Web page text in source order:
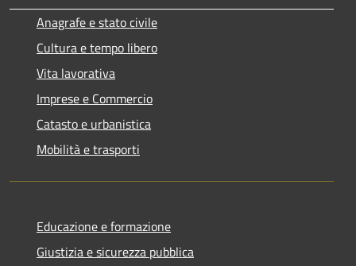
Anagrafe e stato civile
Cultura e tempo libero
Vita lavorativa
Imprese e Commercio
Catasto e urbanistica
Mobilità e trasporti
Educazione e formazione
Giustizia e sicurezza pubblica